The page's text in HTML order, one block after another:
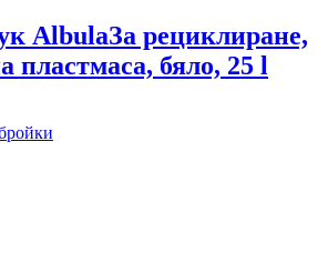
AlbulaЗа рециклиране,
пластмаса, бяло, 25 l